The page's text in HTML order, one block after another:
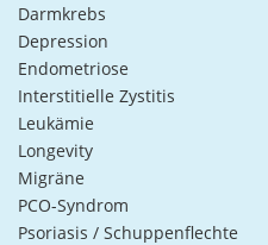
Darmkrebs
Depression
Endometriose
Interstitielle Zystitis
Leukämie
Longevity
Migräne
PCO-Syndrom
Psoriasis / Schuppenflechte